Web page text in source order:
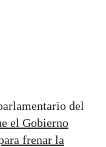
del
el Gobierno
frenar la